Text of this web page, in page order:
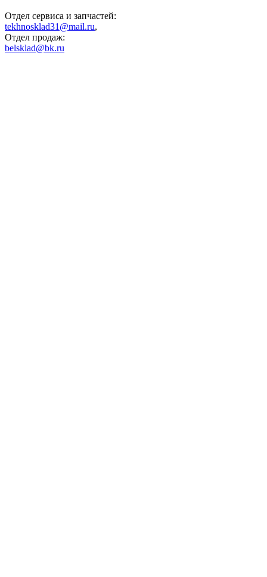
Отдел сервиса и запчастей:
tekhnosklad31@mail.ru,
Отдел продаж:
belsklad@bk.ru